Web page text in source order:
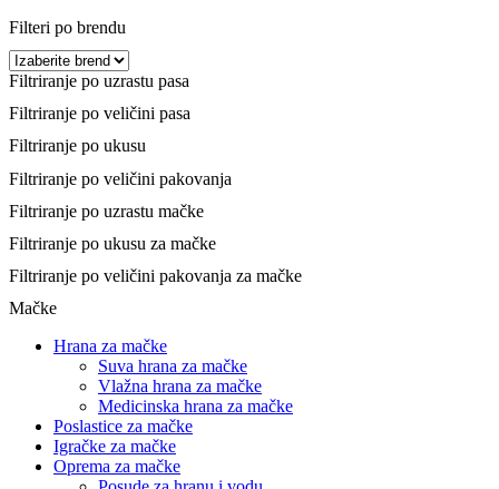
Filteri po brendu
Filtriranje po uzrastu pasa
Filtriranje po veličini pasa
Filtriranje po ukusu
Filtriranje po veličini pakovanja
Filtriranje po uzrastu mačke
Filtriranje po ukusu za mačke
Filtriranje po veličini pakovanja za mačke
Mačke
Hrana za mačke
Suva hrana za mačke
Vlažna hrana za mačke
Medicinska hrana za mačke
Poslastice za mačke
Igračke za mačke
Oprema za mačke